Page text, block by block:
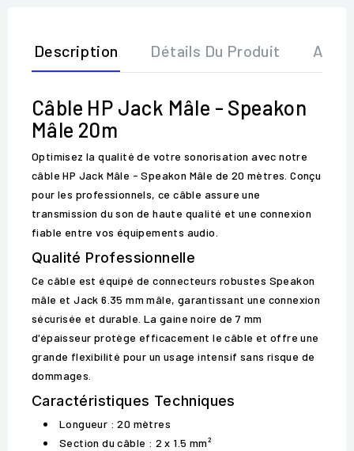
Description Détails Du Produit Avis
Câble HP Jack Mâle - Speakon
Mâle 20m
Optimisez la qualité de votre sonorisation avec notre
câble HP Jack Mâle - Speakon Mâle de 20 mètres. Conçu
pour les professionnels, ce câble assure une
transmission du son de haute qualité et une connexion
fiable entre vos équipements audio.
Qualité Professionnelle
Ce câble est équipé de connecteurs robustes Speakon
mâle et Jack 6.35 mm mâle, garantissant une connexion
sécurisée et durable. La gaine noire de 7 mm
d'épaisseur protège efficacement le câble et offre une
grande flexibilité pour un usage intensif sans risque de
dommages.
Caractéristiques Techniques
Longueur : 20 mètres
Section du câble : 2 x 1.5 mm²